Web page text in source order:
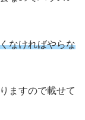
なければやらな
ますので載せて